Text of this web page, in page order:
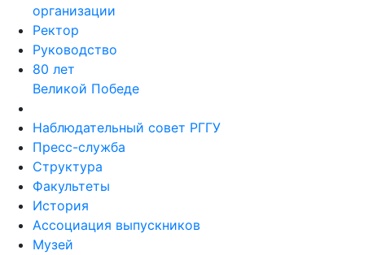
организации
Ректор
Руководство
80 лет
Великой Победе
Наблюдательный совет РГГУ
Пресс-служба
Структура
Факультеты
История
Ассоциация выпускников
Музей